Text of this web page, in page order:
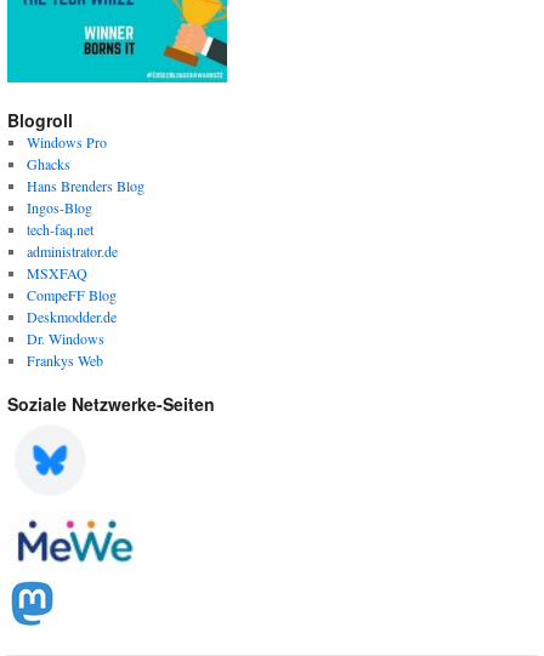
Blogroll
Windows Pro
Ghacks
Hans Brenders Blog
Ingos-Blog
tech-faq.net
administrator.de
MSXFAQ
CompeFF Blog
Deskmodder.de
Dr. Windows
Frankys Web
Soziale Netzwerke-Seiten